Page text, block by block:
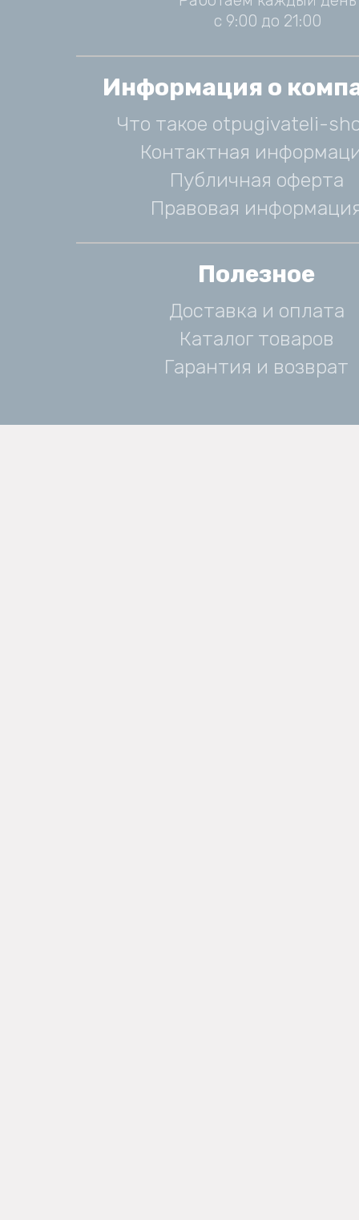
с 9:00 до 21:00
Информация о
Что такое otpugivateli-
Контактная
Публичная оферта
Правовая
Полезное
Доставка и оплата
Каталог товаров
Гарантия и возврат